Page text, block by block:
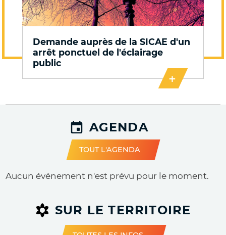
Demande auprès de la SICAE d'un
arrêt ponctuel de l'éclairage
public
+
AGENDA
Aucun événement n'est prévu pour le moment.
TOUT L'AGENDA
SUR LE TERRITOIRE